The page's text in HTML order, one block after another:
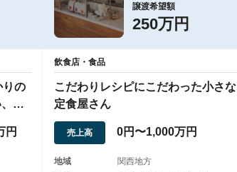
りの
十
円
譲渡希望額
250万円
飲食店・食品
こだわりレシピにこだわった小さな
定食屋さん
売上高 0円〜1,000万円
地域
関西地方